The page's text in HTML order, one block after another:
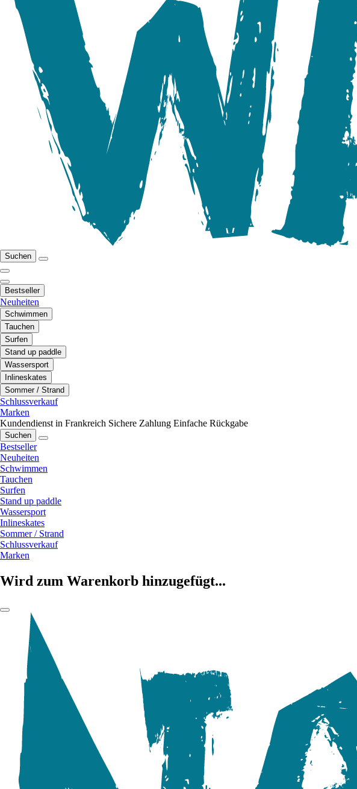
Suchen
Bestseller
Neuheiten
Schwimmen
Tauchen
Surfen
Stand up paddle
Wassersport
Inlineskates
Sommer / Strand
Schlussverkauf
Marken
Kundendienst in Frankreich Sichere Zahlung Einfache Rückgabe
Suchen
Bestseller
Neuheiten
Schwimmen
Tauchen
Surfen
Stand up paddle
Wassersport
Inlineskates
Sommer / Strand
Schlussverkauf
Marken
Wird zum Warenkorb hinzugefügt...